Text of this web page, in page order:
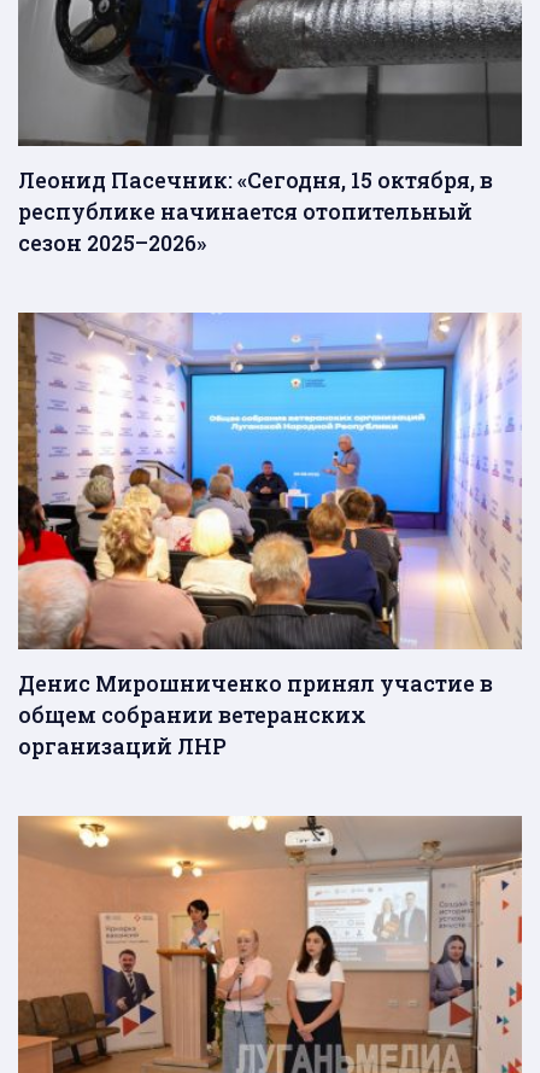
Леонид Пасечник: «Сегодня, 15 октября, в
республике начинается отопительный
сезон 2025–2026»
Денис Мирошниченко принял участие в
общем собрании ветеранских
организаций ЛНР